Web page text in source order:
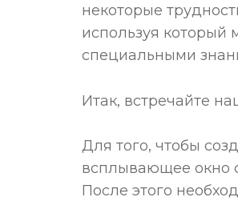
некоторые
используя который
специальными
Итак, встречайте
Для того, чтобы
всплывающее окно
После этого